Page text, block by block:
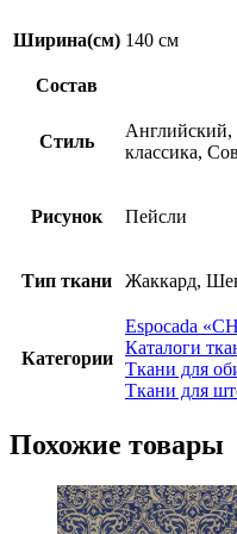
Ширина(см) 140 см
Состав
Стиль
Английский,
классика,
Рисунок Пейсли
Тип ткани Жаккард,
Категории
Espocadа
Каталоги
Ткани для
Ткани для
Похожие товары